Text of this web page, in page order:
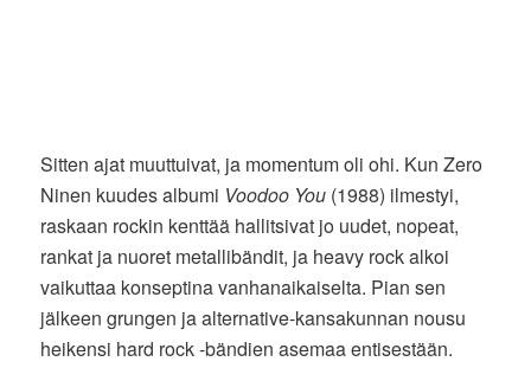
Sitten ajat muuttuivat, ja momentum oli ohi. Kun Zero
Ninen kuudes albumi Voodoo You (1988) ilmestyi,
raskaan rockin kenttää hallitsivat jo uudet, nopeat,
rankat ja nuoret metallibändit, ja heavy rock alkoi
vaikuttaa konseptina vanhanaikaiselta. Pian sen
jälkeen grungen ja alternative-kansakunnan nousu
heikensi hard rock -bändien asemaa entisestään.